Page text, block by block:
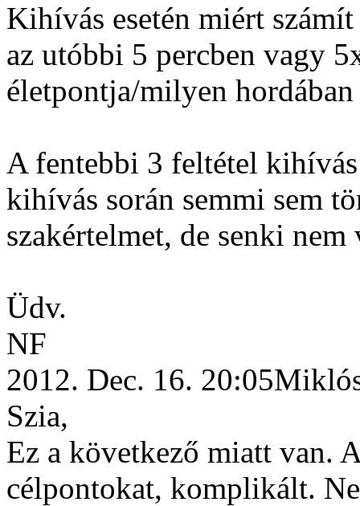
Kihívás esetén miért
az utóbbi 5 percben vagy
életpontja/milyen
A fentebbi 3 feltétel kihívás
kihívás során semmi sem
szakértelmet, de senki
Üdv.
NF
2012. Dec. 16.
Szia,
Ez a következő miatt van.
célpontokat, komplikált.